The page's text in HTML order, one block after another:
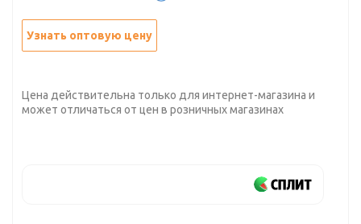
Узнать оптовую цену
Цена действительна только для интернет-магазина и
может отличаться от цен в розничных магазинах